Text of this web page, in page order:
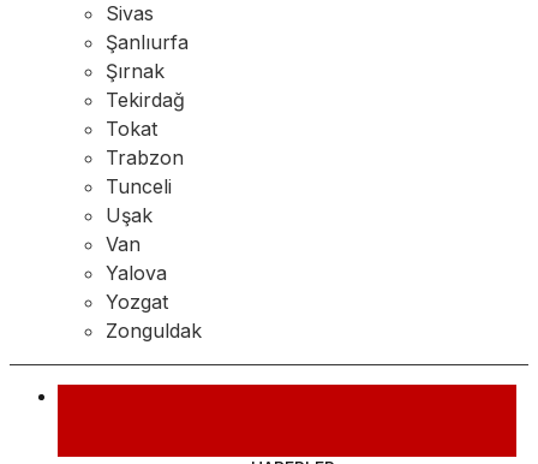
Sivas
Şanlıurfa
Şırnak
Tekirdağ
Tokat
Trabzon
Tunceli
Uşak
Van
Yalova
Yozgat
Zonguldak